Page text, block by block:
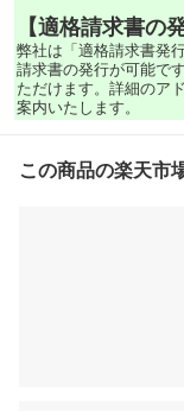
【適格請求書の
弊社は「適格請求書発
請求書の発行が可能で
ただけます。詳細のア
案内いたします。
この商品の楽天市